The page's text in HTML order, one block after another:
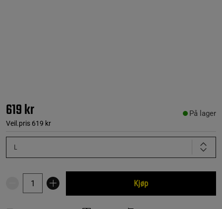
619 kr
Veil.pris 619 kr
På lager
L
Kjøp